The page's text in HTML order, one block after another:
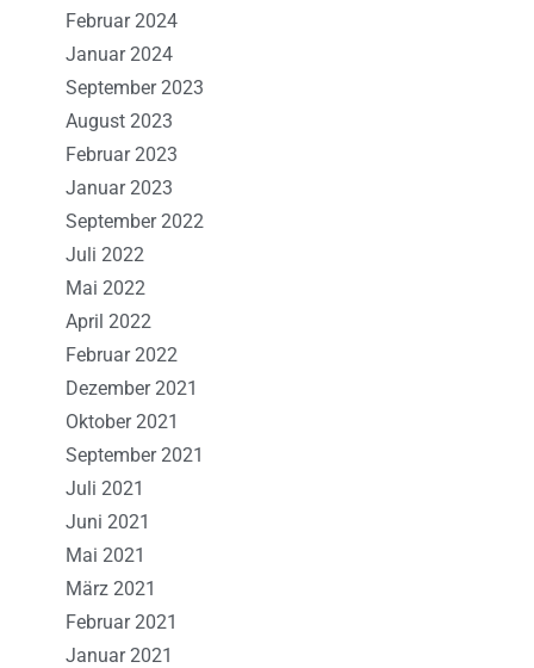
Februar 2024
Januar 2024
September 2023
August 2023
Februar 2023
Januar 2023
September 2022
Juli 2022
Mai 2022
April 2022
Februar 2022
Dezember 2021
Oktober 2021
September 2021
Juli 2021
Juni 2021
Mai 2021
März 2021
Februar 2021
Januar 2021